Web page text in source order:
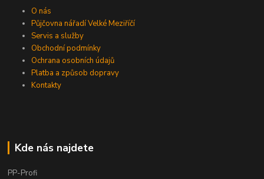
O nás
Půjčovna nářadí Velké Meziříčí
Servis a služby
Obchodní podmínky
Ochrana osobních údajů
Platba a způsob dopravy
Kontakty
Kde nás najdete
PP-Profi